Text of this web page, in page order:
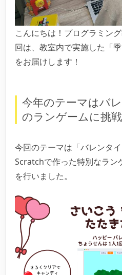
こんにちは！プログラミン
回は、教室内で実施した「
をお届けします！
今年のテーマはバ
のランゲームに挑戦
今回のテーマは「バレンタイ
Scratchで作った特別なラン
を行いました。